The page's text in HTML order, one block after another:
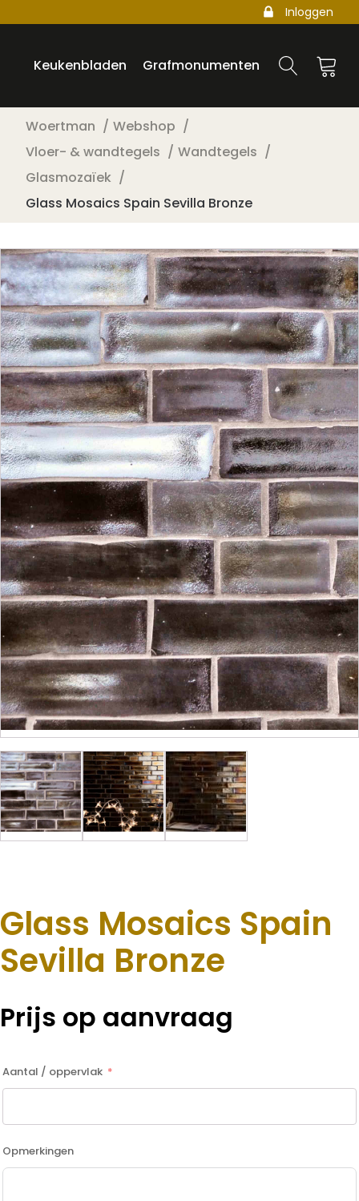
Inloggen
Keukenbladen Grafmonumenten
Woertman
Webshop
Vloer- & wandtegels
Wandtegels
Glasmozaïek
Glass Mosaics Spain Sevilla Bronze
Glass Mosaics Spain
Sevilla Bronze
Prijs op aanvraag
Aantal / oppervlak
Opmerkingen